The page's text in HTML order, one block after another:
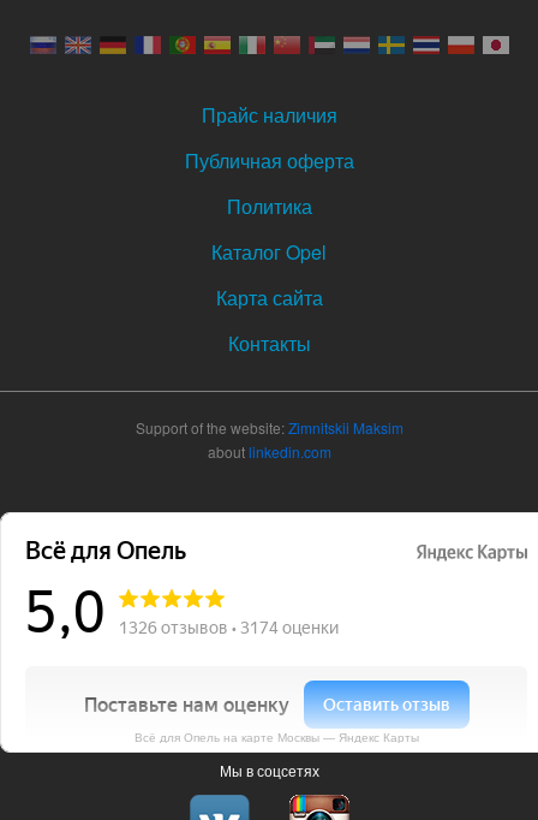
Прайс наличия
Публичная оферта
Политика
Каталог Opel
Карта сайта
Контакты
Support of the website:Zimnitskii Maksim
aboutlinkedin.com
Всё для Опель на карте Москвы — Яндекс Карты
Мы в соцсетях